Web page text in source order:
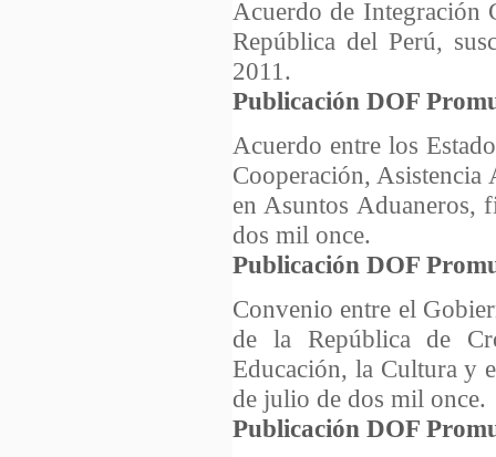
Acuerdo de Integración
República del Perú,
2011.
Publicación DOF
Acuerdo entre los
Cooperación,
en Asuntos Aduaneros,
dos mil once.
Publicación DOF
Convenio entre el
de la República de
Educación, la Cultura y
de julio de dos mil once.
Publicación DOF